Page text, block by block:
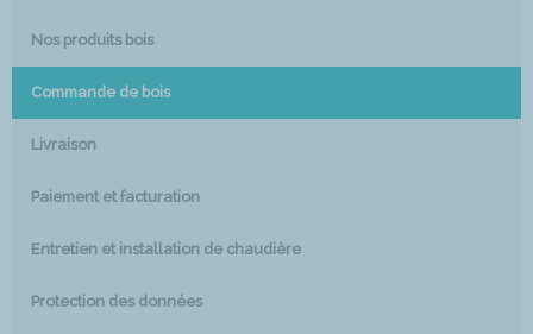
Nos produits bois
Commande de bois
Livraison
Paiement et facturation
Entretien et installation de chaudière
Protection des données